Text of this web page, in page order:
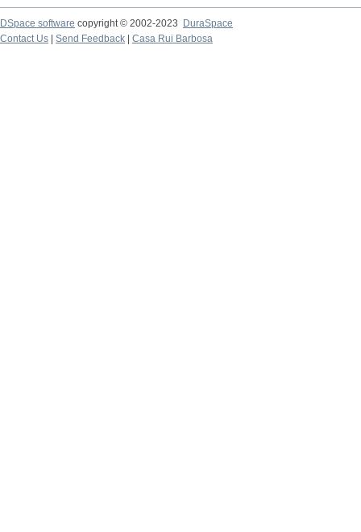
DSpace software copyright © 2002-2023
DuraSpace
Contact Us
Send Feedback Casa Rui Barbosa